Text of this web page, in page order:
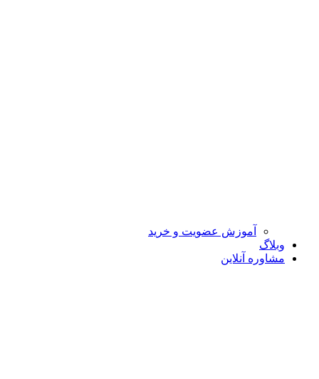
آموزش عضویت و خرید
وبلاگ
مشاوره آنلاین